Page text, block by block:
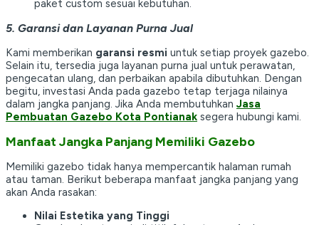
paket custom sesuai kebutuhan.
5. Garansi dan Layanan Purna Jual
Kami memberikan garansi resmi untuk setiap proyek gazebo.
Selain itu, tersedia juga layanan purna jual untuk perawatan,
pengecatan ulang, dan perbaikan apabila dibutuhkan. Dengan
begitu, investasi Anda pada gazebo tetap terjaga nilainya
dalam jangka panjang. Jika Anda membutuhkan Jasa
Pembuatan Gazebo Kota Pontianak segera hubungi kami.
Manfaat Jangka Panjang Memiliki Gazebo
Memiliki gazebo tidak hanya mempercantik halaman rumah
atau taman. Berikut beberapa manfaat jangka panjang yang
akan Anda rasakan:
Nilai Estetika yang Tinggi